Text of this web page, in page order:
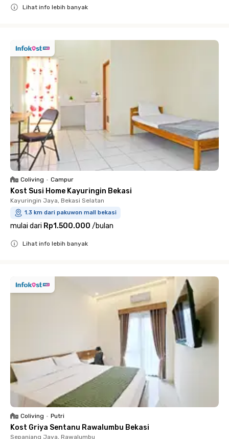
Lihat info lebih banyak
Coliving • Campur
Kost Susi Home Kayuringin Bekasi
Kayuringin Jaya, Bekasi Selatan
1.3 km dari pakuwon mall bekasi
mulai dari Rp1.500.000 /bulan
Lihat info lebih banyak
Coliving • Putri
Kost Griya Sentanu Rawalumbu Bekasi
Sepanjang Jaya, Rawalumbu